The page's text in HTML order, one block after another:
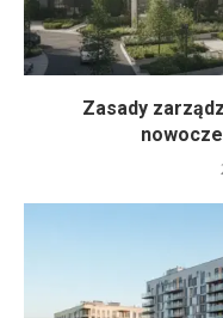
Zasady